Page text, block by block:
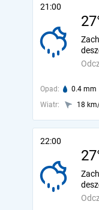
21:00
Opad: 0.4 mm
Wiatr:
18
22:00